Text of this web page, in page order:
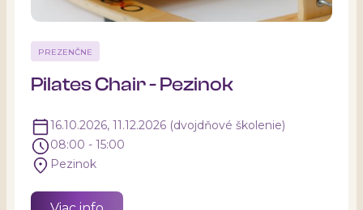
PREZENČNE
Pilates Chair - Pezinok
16.10.2026, 11.12.2026 (dvojdňové školenie)
08:00 - 15:00
Pezinok